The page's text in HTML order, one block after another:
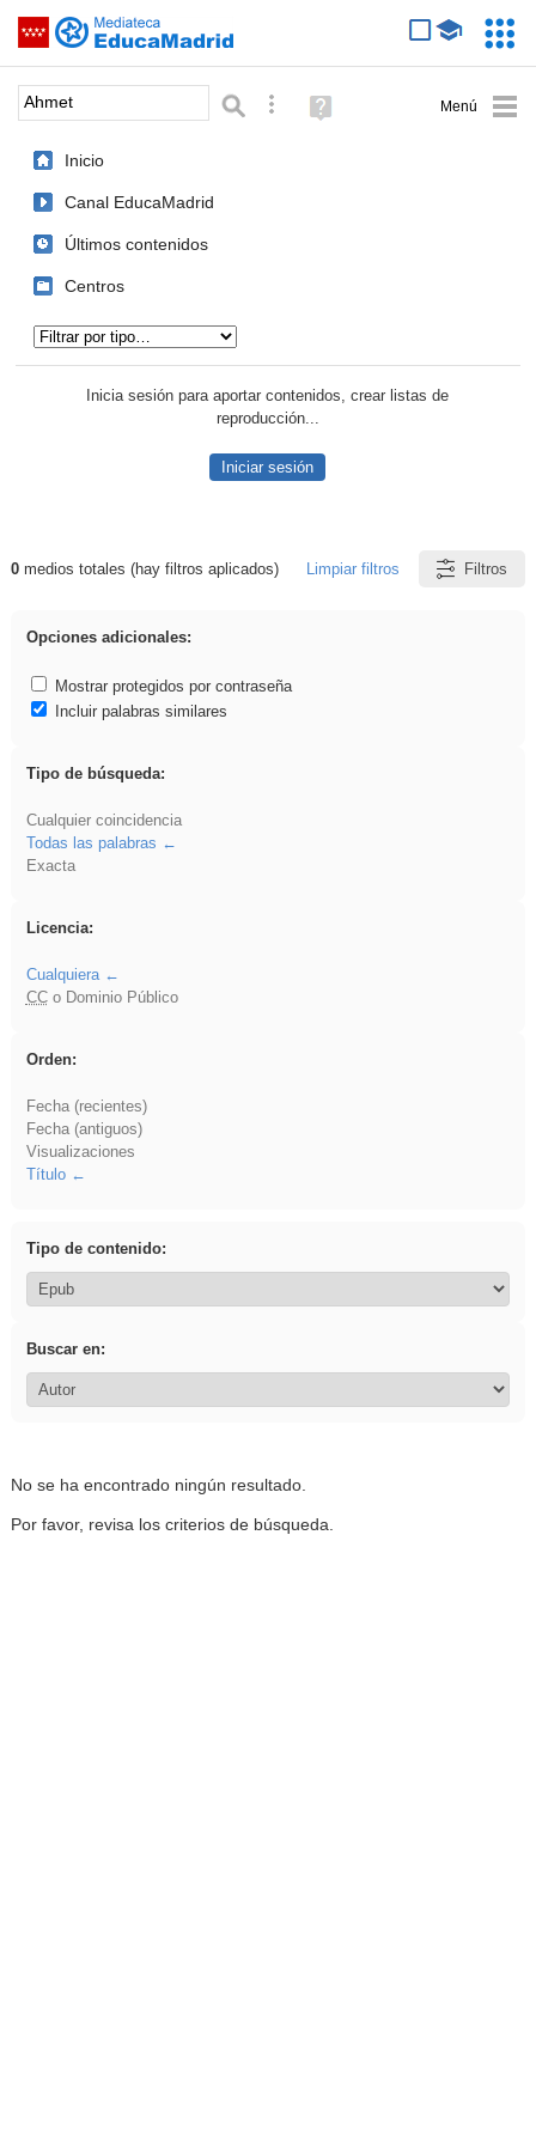
Saltar navegación
Palabra o frase: Búsqueda avanzada
Ayuda
(en
Inicio
Canal EducaMadrid
Últimos contenidos
Centros
Inicia sesión para aportar contenidos, crear listas de
reproducción...
Iniciar sesión
Resultados de: Ahmet
0medios totales (hay filtros aplicados) Limpiar filtros Filtros
Opciones adicionales:
Mostrar protegidos por contraseña
Incluir palabras similares
Tipo de búsqueda:
Cualquier coincidencia
Todas las palabras
Exacta
Licencia:
Cualquiera
CCo Dominio Público
Orden:
Fecha (recientes)
Fecha (antiguos)
Visualizaciones
Título
Tipo de contenido:
Buscar en:
No se ha encontrado ningún resultado.
Por favor, revisa los criterios de búsqueda.